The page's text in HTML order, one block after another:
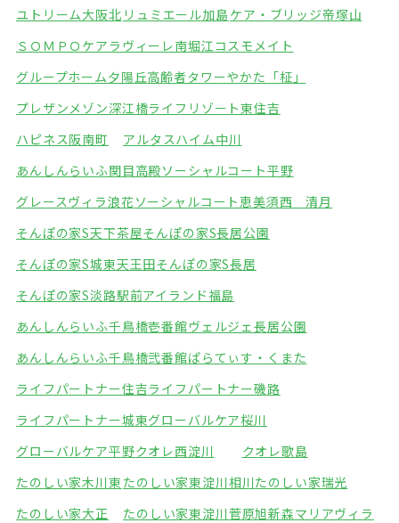
ユトリーム大阪北 リュミエール加島ケア・ブリッジ帝塚山
ＳＯＭＰＯケアラヴィーレ南堀江コスモメイト
グループホーム夕陽丘高齢者タワーやかた「柾」
プレザンメゾン深江橋ライフリゾート東住吉
ハピネス阪南町
アルタスハイム中川
あんしんらいふ関目高殿ソーシャルコート平野
グレースヴィラ浪花ソーシャルコート恵美須西 清月
そんぽの家S天下茶屋そんぽの家S長居公園
そんぽの家S城東天王田そんぽの家S長居
そんぽの家S淡路駅前アイランド福島
あんしんらいふ千鳥橋壱番館ヴェルジェ長居公園
あんしんらいふ千鳥橋弐番館ぱらてぃす・くまた
ライフパートナー住吉ライフパートナー磯路
ライフパートナー城東グローバルケア桜川
グローバルケア平野クオレ西淀川
クオレ歌島
たのしい家木川東 たのしい家東淀川相川たのしい家瑞光
たのしい家大正
たのしい家東淀川菅原旭新森マリアヴィラ